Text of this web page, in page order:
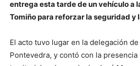
entrega esta tarde de un vehículo a
Tomiño para reforzar la seguridad y
El acto tuvo lugar en la delegación
Pontevedra, y contó con la